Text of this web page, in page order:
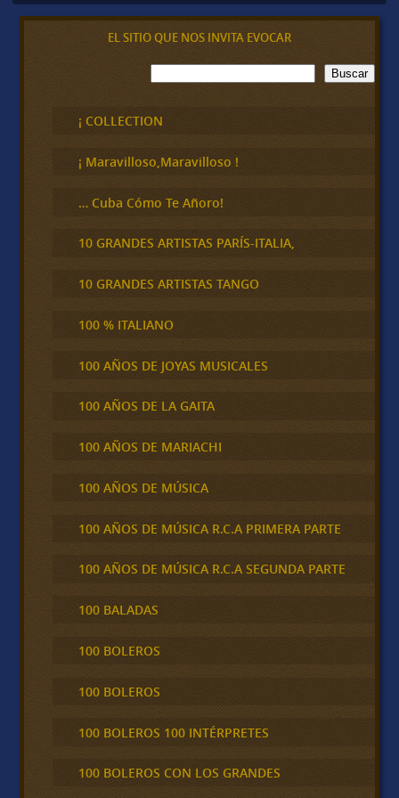
EL SITIO QUE NOS INVITA EVOCAR
B
u
c
a
Buscar
¡ COLLECTION
¡ Maravilloso,Maravilloso !
… Cuba Cómo Te Añoro!
10 GRANDES ARTISTAS PARÍS-ITALIA,
10 GRANDES ARTISTAS TANGO
100 % ITALIANO
100 AÑOS DE JOYAS MUSICALES
100 AÑOS DE LA GAITA
100 AÑOS DE MARIACHI
100 AÑOS DE MÚSICA
100 AÑOS DE MÚSICA R.C.A PRIMERA PARTE
100 AÑOS DE MÚSICA R.C.A SEGUNDA PARTE
100 BALADAS
100 BOLEROS
100 BOLEROS
100 BOLEROS 100 INTÉRPRETES
100 BOLEROS CON LOS GRANDES